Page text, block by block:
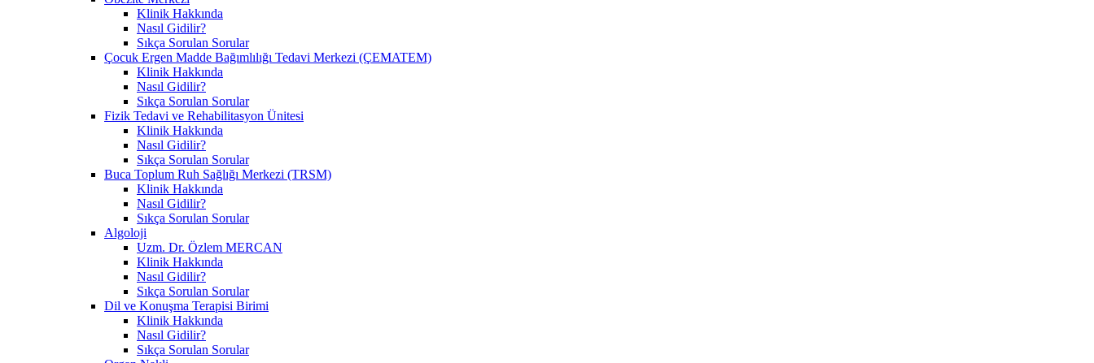
Klinik Hakkında
Nasıl Gidilir?
Sıkça Sorulan Sorular
Çocuk Ergen Madde Bağımlılığı Tedavi Merkezi (ÇEMATEM)
Klinik Hakkında
Nasıl Gidilir?
Sıkça Sorulan Sorular
Fizik Tedavi ve Rehabilitasyon Ünitesi
Klinik Hakkında
Nasıl Gidilir?
Sıkça Sorulan Sorular
Buca Toplum Ruh Sağlığı Merkezi (TRSM)
Klinik Hakkında
Nasıl Gidilir?
Sıkça Sorulan Sorular
Algoloji
Uzm. Dr. Özlem MERCAN
Klinik Hakkında
Nasıl Gidilir?
Sıkça Sorulan Sorular
Dil ve Konuşma Terapisi Birimi
Klinik Hakkında
Nasıl Gidilir?
Sıkça Sorulan Sorular